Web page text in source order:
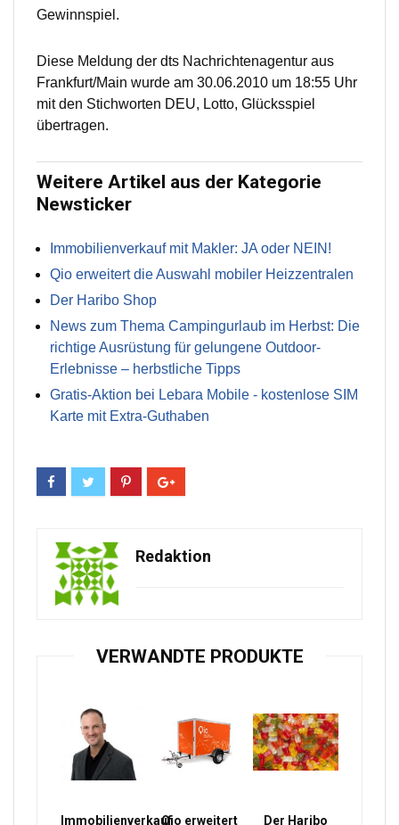
Gewinnspiel.
Diese Meldung der dts Nachrichtenagentur aus
Frankfurt/Main wurde am 30.06.2010 um 18:55 Uhr
mit den Stichworten DEU, Lotto, Glücksspiel
übertragen.
Weitere Artikel aus der Kategorie
Newsticker
Immobilienverkauf mit Makler: JA oder NEIN!
Qio erweitert die Auswahl mobiler Heizzentralen
Der Haribo Shop
News zum Thema Campingurlaub im Herbst: Die
richtige Ausrüstung für gelungene Outdoor-
Erlebnisse – herbstliche Tipps
Gratis-Aktion bei Lebara Mobile - kostenlose SIM
Karte mit Extra-Guthaben
Redaktion
VERWANDTE PRODUKTE
ImmobilienverkaufQio erweitert Der Haribo